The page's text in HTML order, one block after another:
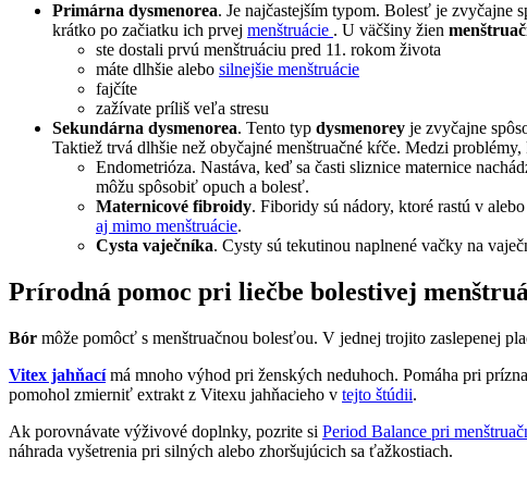
Primárna dysmenorea. Je najčastejším typom. Bolesť je zvyčajne
krátko po začiatku ich prvej menštruácie . U väčšiny žien
ste dostali prvú menštruáciu pred 11. rokom života
máte dlhšie alebo silnejšie menštruácie
fajčíte
zažívate príliš veľa stresu
Sekundárna dysmenorea. Tento typ dysmenorey je zvyčajne
Taktiež trvá dlhšie než obyčajné menštruačné kŕče. Medzi problémy,
Endometrióza. Nastáva, keď sa časti sliznice maternice
môžu spôsobiť opuch a bolesť.
Maternicové fibroidy. Fiboridy sú nádory, ktoré rastú v
aj mimo menštruácie.
Cysta vaječníka. Cysty sú tekutinou naplnené vačky na
Prírodná pomoc pri liečbe bolestivej
Bór môže pomôcť s menštruačnou bolesťou. V jednej trojito zaslepenej
Vitex jahňacímá mnoho výhod pri ženských neduhoch. Pomáha pri
pomohol zmierniť extrakt z Vitexu jahňacieho v tejto štúdii.
Ak porovnávate výživové doplnky, pozrite si Period Balance pri
náhrada vyšetrenia pri silných alebo zhoršujúcich sa ťažkostiach.